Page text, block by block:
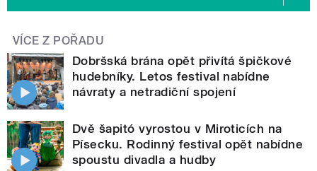
VÍCE Z POŘADU
Dobršská brána opět přivítá špičkové
hudebníky. Letos festival nabídne
návraty a netradiční spojení
Dvě šapitó vyrostou v Miroticích na
Písecku. Rodinný festival opět nabídne
spoustu divadla a hudby